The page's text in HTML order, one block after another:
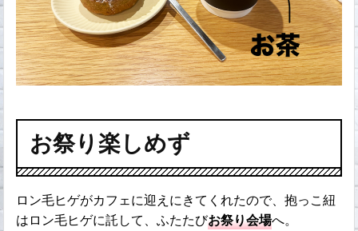
お祭り楽しめず
ロン毛ヒゲがカフェに迎えにきてくれたので、抱っこ紐
はロン毛ヒゲに託して、ふたたびお祭り会場へ。